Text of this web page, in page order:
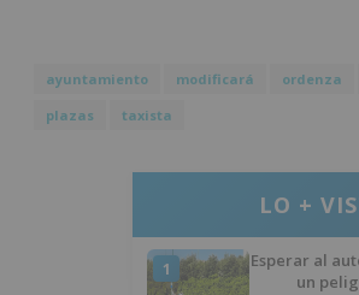
ayuntamiento modificará ordenza
plazas
taxista
LO +
1
Esperar al
un